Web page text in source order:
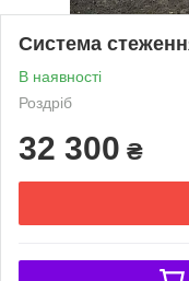
Система
В наявності
Роздріб
32 300 ₴